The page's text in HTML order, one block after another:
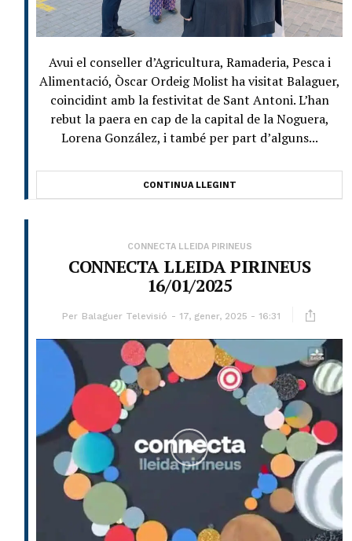
Avui el conseller d’Agricultura, Ramaderia, Pesca i
Alimentació, Òscar Ordeig Molist ha visitat Balaguer,
coincidint amb la festivitat de Sant Antoni. L’han
rebut la paera en cap de la capital de la Noguera,
Lorena González, i també per part d’alguns...
CONTINUA LLEGINT
CONNECTA LLEIDA PIRINEUS
CONNECTA LLEIDA PIRINEUS
16/01/2025
Per Balaguer Televisió 17, gener, 2025 - 16:31